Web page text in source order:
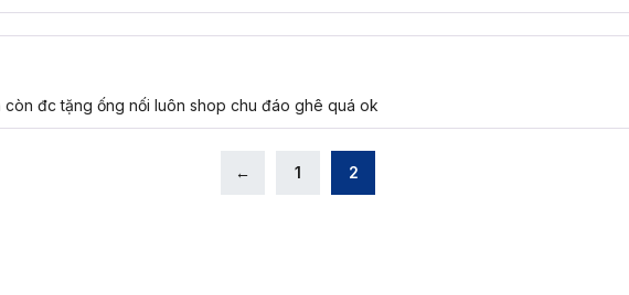
còn đc tặng ống nối luôn shop chu đáo ghê quá ok
← 1 2